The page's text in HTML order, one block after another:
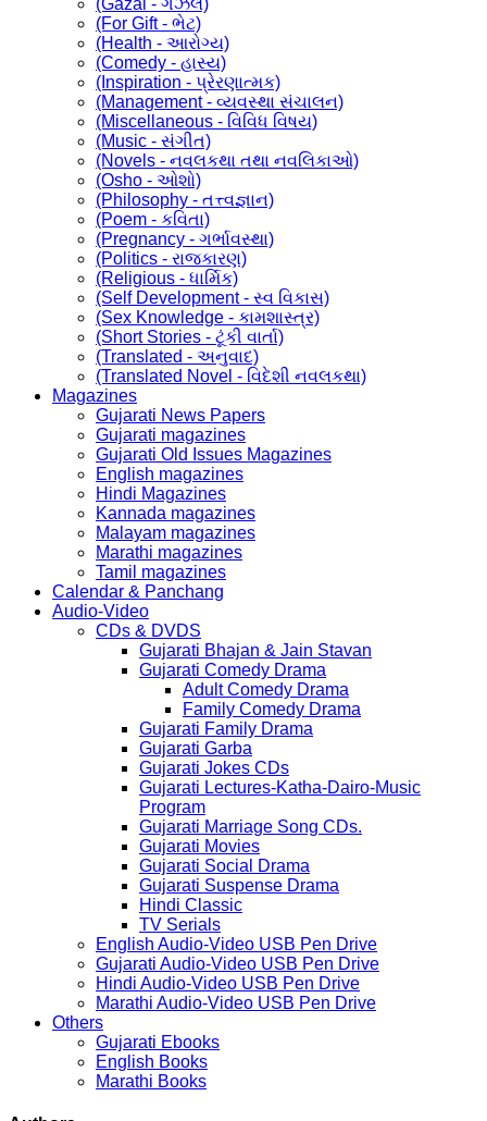
(For Gift - ભેટ)
(Health - આરોગ્ય)
(Comedy - હાસ્ય)
(Inspiration - પ્રેરણાત્મક)
(Management - વ્યવસ્થા સંચાલન)
(Miscellaneous - વિવિધ વિષય)
(Music - સંગીત)
(Novels - નવલકથા તથા નવલિકાઓ)
(Osho - ઓશો)
(Philosophy - તત્ત્વજ્ઞાન)
(Poem - કવિતા)
(Pregnancy - ગર્ભાવસ્થા)
(Politics - રાજકારણ)
(Religious - ધાર્મિક)
(Self Development - સ્વ વિકાસ)
(Sex Knowledge - કામશાસ્ત્ર)
(Short Stories - ટૂંકી વાર્તા)
(Translated - અનુવાદ)
(Translated Novel - વિદેશી નવલકથા)
Magazines
Gujarati News Papers
Gujarati magazines
Gujarati Old Issues Magazines
English magazines
Hindi Magazines
Kannada magazines
Malayam magazines
Marathi magazines
Tamil magazines
Calendar & Panchang
Audio-Video
CDs & DVDS
Gujarati Bhajan & Jain Stavan
Gujarati Comedy Drama
Adult Comedy Drama
Family Comedy Drama
Gujarati Family Drama
Gujarati Garba
Gujarati Jokes CDs
Gujarati Lectures-Katha-Dairo-Music
Program
Gujarati Marriage Song CDs.
Gujarati Movies
Gujarati Social Drama
Gujarati Suspense Drama
Hindi Classic
TV Serials
English Audio-Video USB Pen Drive
Gujarati Audio-Video USB Pen Drive
Hindi Audio-Video USB Pen Drive
Marathi Audio-Video USB Pen Drive
Others
Gujarati Ebooks
English Books
Marathi Books